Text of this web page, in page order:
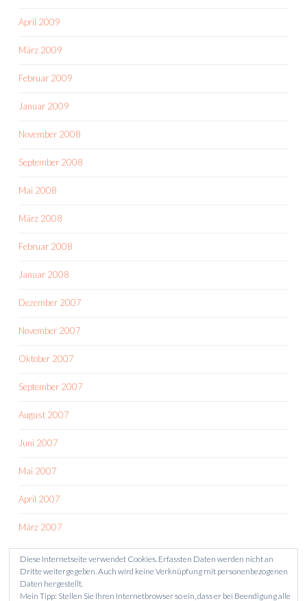
April 2009
März 2009
Februar 2009
Januar 2009
November 2008
September 2008
Mai 2008
März 2008
Februar 2008
Januar 2008
Dezember 2007
November 2007
Oktober 2007
September 2007
August 2007
Juni 2007
Mai 2007
April 2007
März 2007
Diese Internetseite verwendet Cookies. Erfassten Daten werden nicht an
Dritte weitergegeben. Auch wird keine Verknüpfung mit personenbezogenen
Daten hergestellt.
Mein Tipp: Stellen Sie Ihren Internetbrowser so ein, dass er bei Beendigung alle